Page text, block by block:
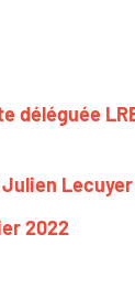
déléguée
2022